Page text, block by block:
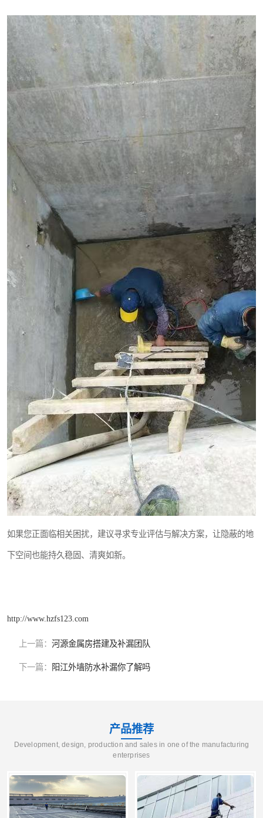
如果您正面临相关困扰，建议寻求专业评估与解决方案，让隐蔽的地
下空间也能持久稳固、清爽如新。
http://www.hzfs123.com
上一篇： 河源金属房搭建及补漏团队
下一篇： 阳江外墙防水补漏你了解吗
产品推荐
Development, design, production and sales in one of the manufacturing
enterprises